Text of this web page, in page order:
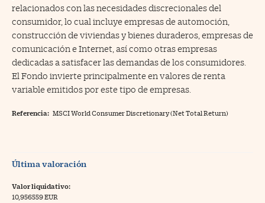
relacionados con las necesidades discrecionales del
consumidor, lo cual incluye empresas de automoción,
construcción de viviendas y bienes duraderos, empresas de
comunicación e Internet, así como otras empresas
dedicadas a satisfacer las demandas de los consumidores.
El Fondo invierte principalmente en valores de renta
variable emitidos por este tipo de empresas.
Referencia: MSCI World Consumer Discretionary (Net Total Return)
Última valoración
Valor liquidativo:
10,956559 EUR